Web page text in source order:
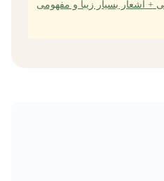
+ اشعار بسیار زیبا و مفهومی